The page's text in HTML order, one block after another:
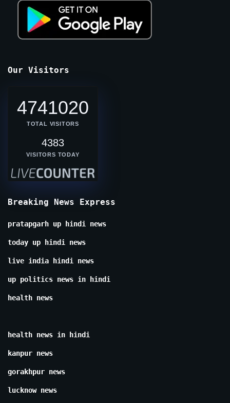
Our Visitors
4741020
TOTAL VISITORS
4383
VISITORS TODAY
Breaking News Express
pratapgarh up hindi news
today up hindi news
live india hindi news
up politics news in hindi
health news
health news in hindi
kanpur news
gorakhpur news
lucknow news